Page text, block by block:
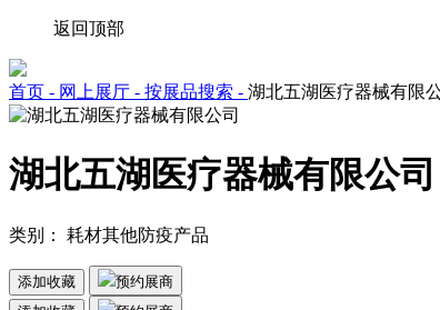
返回顶部
首页 - 网上展厅 - 按展品搜索 - 湖北五湖医疗器械有限
湖北五湖医疗器械有限公司
类别： 耗材其他防疫产品
添加收藏
预约展商